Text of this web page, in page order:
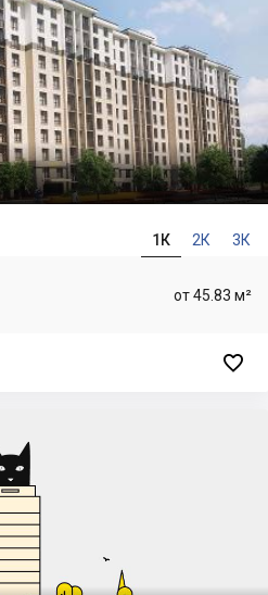
1К 2К 3К
от 45.83 м²
